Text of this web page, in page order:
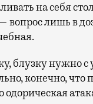
на себя
вопрос лишь в
блузку нужно
конечно,
одорическая